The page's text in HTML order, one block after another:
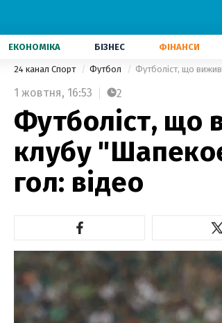
ЕКОНОМІКА БІЗНЕС ФІНАНСИ
24 канал Спорт Футбол Футболіст, що
1 жовтня, 16:53 2
Футболіст, що
клубу
гол: відео